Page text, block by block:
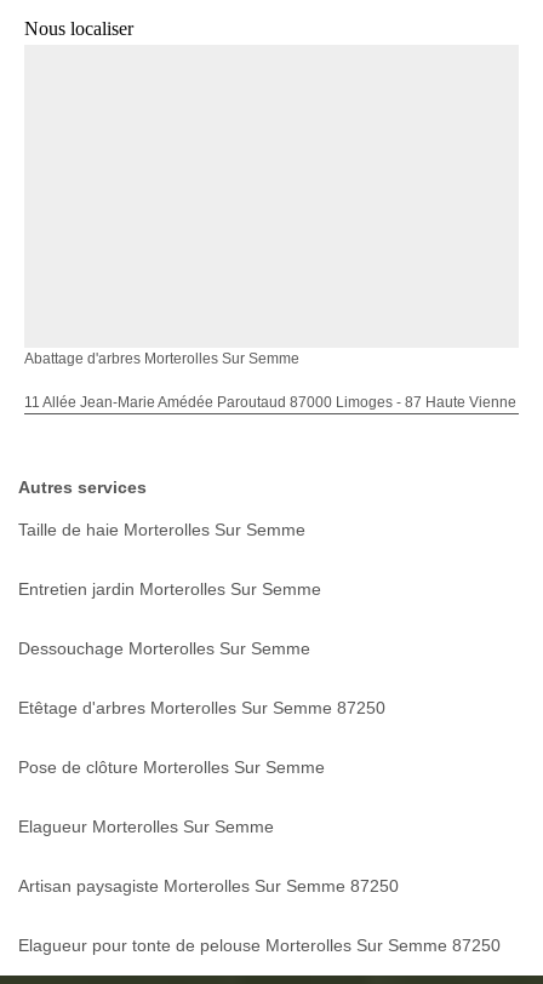
Nous localiser
Abattage d'arbres Morterolles Sur Semme
11 Allée Jean-Marie Amédée Paroutaud 87000 Limoges - 87 Haute Vienne
Autres services
Taille de haie Morterolles Sur Semme
Entretien jardin Morterolles Sur Semme
Dessouchage Morterolles Sur Semme
Etêtage d'arbres Morterolles Sur Semme 87250
Pose de clôture Morterolles Sur Semme
Elagueur Morterolles Sur Semme
Artisan paysagiste Morterolles Sur Semme 87250
Elagueur pour tonte de pelouse Morterolles Sur Semme 87250